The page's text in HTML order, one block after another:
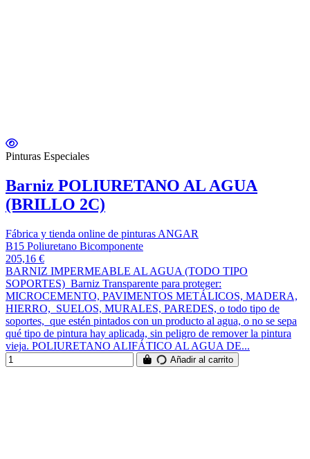
Pinturas Especiales
Barniz POLIURETANO AL AGUA
(BRILLO 2C)
Fábrica y tienda online de pinturas ANGAR
B15 Poliuretano Bicomponente
205,16 €
BARNIZ IMPERMEABLE AL AGUA (TODO TIPO
SOPORTES) Barniz Transparente para proteger:
MICROCEMENTO, PAVIMENTOS METÁLICOS, MADERA,
HIERRO, SUELOS, MURALES, PAREDES, o todo tipo de
soportes, que estén pintados con un producto al agua, o no se sepa
qué tipo de pintura hay aplicada, sin peligro de remover la pintura
vieja. POLIURETANO ALIFÁTICO AL AGUA DE...
Añadir al carrito